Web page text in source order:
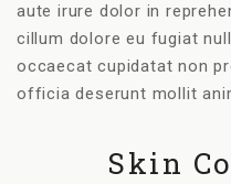
aute irure dolor in
cillum dolore eu fugiat
occaecat cupidatat non
officia deserunt mollit
Skin